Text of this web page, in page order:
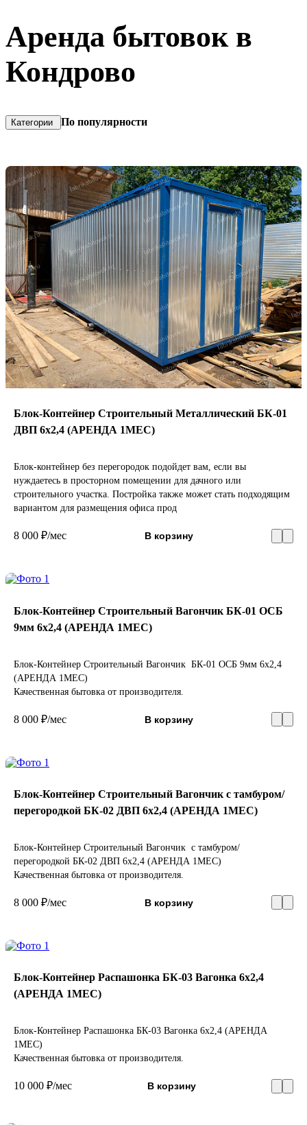
Аренда бытовок в
Кондрово
Категории По популярности
Блок-Контейнер Строительный Металлический БК-01
ДВП 6х2,4 (АРЕНДА 1МЕС)
Блок-контейнер без перегородок подойдет вам, если вы
нуждаетесь в просторном помещении для дачного или
строительного участка. Постройка также может стать подходящим
вариантом для размещения офиса прод
8 000 ₽/мес В корзину
Блок-Контейнер Строительный Вагончик БК-01 ОСБ
9мм 6х2,4 (АРЕНДА 1МЕС)
Блок-Контейнер Строительный Вагончик БК-01 ОСБ 9мм 6х2,4
(АРЕНДА 1МЕС)
Качественная бытовка от производителя.
8 000 ₽/мес В корзину
Блок-Контейнер Строительный Вагончик с тамбуром/
перегородкой БК-02 ДВП 6х2,4 (АРЕНДА 1МЕС)
Блок-Контейнер Строительный Вагончик с тамбуром/
перегородкой БК-02 ДВП 6х2,4 (АРЕНДА 1МЕС)
Качественная бытовка от производителя.
8 000 ₽/мес В корзину
Блок-Контейнер Распашонка БК-03 Вагонка 6х2,4
(АРЕНДА 1МЕС)
Блок-Контейнер Распашонка БК-03 Вагонка 6х2,4 (АРЕНДА
1МЕС)
Качественная бытовка от производителя.
10 000 ₽/мес В корзину